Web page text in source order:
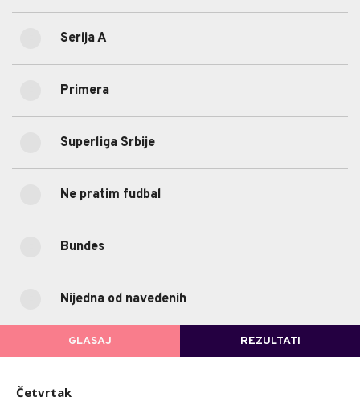
(12)
Superliga Srbije
Ne pratim fudbal
Nijedna od navedenih
POVRATAK NA GLASANJE
Serija A
Primera
Superliga Srbije
Ne pratim fudbal
Bundes
Nijedna od navedenih
GLASAJ REZULTATI
Četvrtak